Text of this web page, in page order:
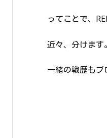
ってことで、
近々、分けます。
一緒の戦歴もブ